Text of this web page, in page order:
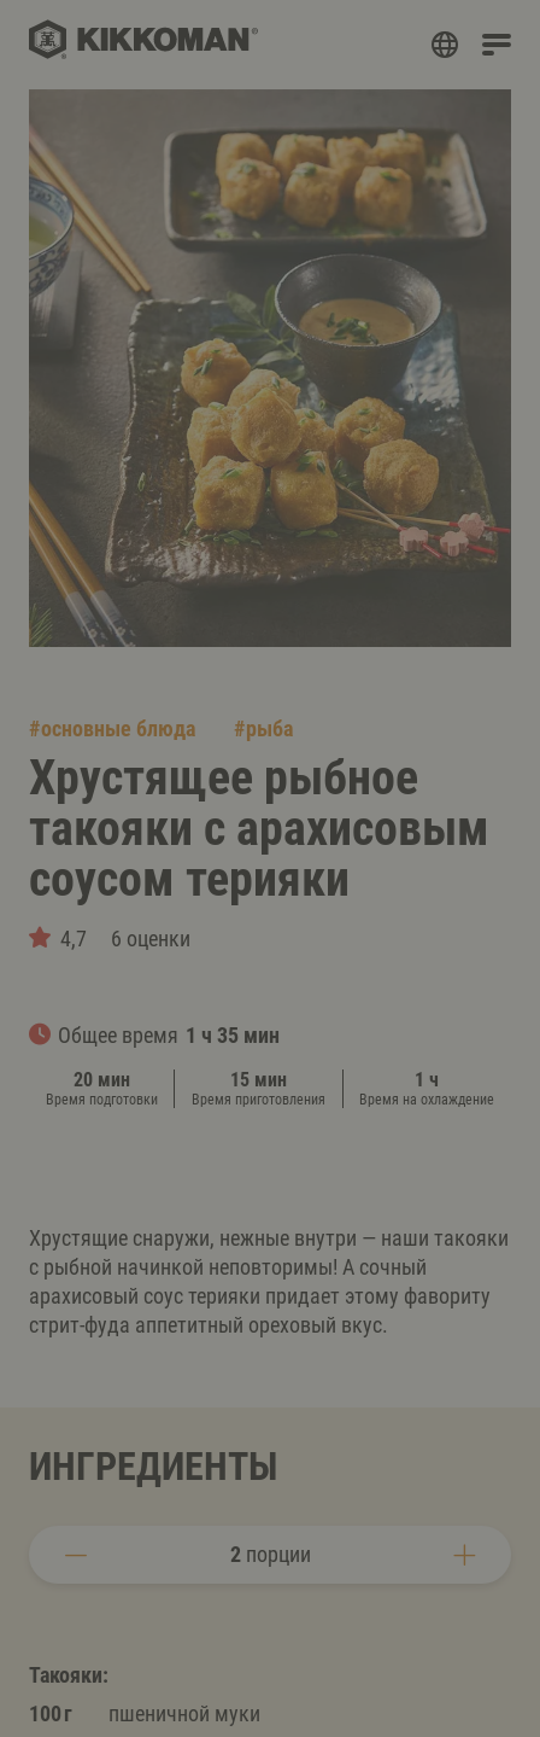
#основные блюда #рыба
Хрустящее рыбное
такояки с арахисовым
соусом терияки
4,7 6 оценки
Общее время 1 ч 35 мин
20 мин
Время подготовки
15 мин
Время приготовления
1 ч
Время на охлаждение
Хрустящие снаружи, нежные внутри — наши такояки
с рыбной начинкой неповторимы! А сочный
арахисовый соус терияки придает этому фавориту
стрит-фуда аппетитный ореховый вкус.
ИНГРЕДИЕНТЫ
2порции
Такояки:
100 г
пшеничной муки